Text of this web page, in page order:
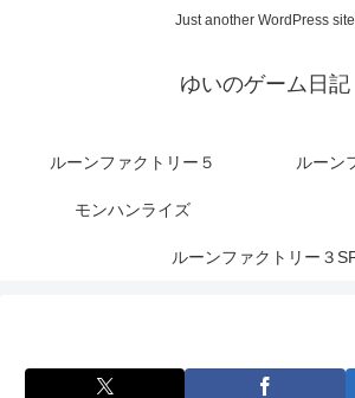
Just another WordPress site
ゆいのゲーム日記
ルーンファクトリー５ ルーン
モンハンライズ
ルーンファクトリー３